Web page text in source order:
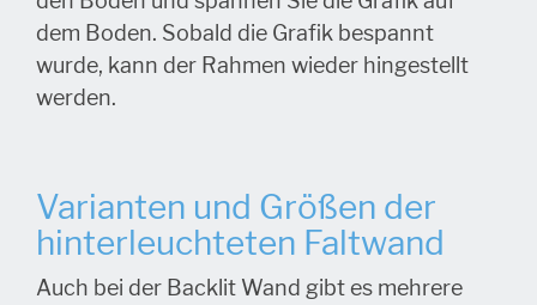
dem Boden. Sobald die Grafik bespannt
wurde, kann der Rahmen wieder hingestellt
werden.
Varianten und Größen der
hinterleuchteten Faltwand
Auch bei der Backlit Wand gibt es mehrere